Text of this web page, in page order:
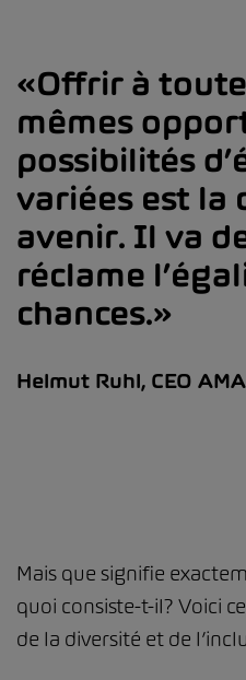
Offrir à
mêmes
possibilités
variées est la
avenir. Il va
réclame
chances.
Helmut Ruhl, CEO
Mais que signifie
quoi consiste-t-il? Voici
de la diversité et de